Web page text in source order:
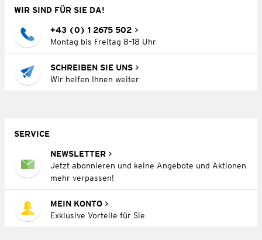
WIR SIND FÜR SIE DA!
+43 (0) 1 2675 502
Montag bis Freitag 8–18 Uhr
SCHREIBEN SIE UNS
Wir helfen Ihnen weiter
SERVICE
NEWSLETTER
Jetzt abonnieren und keine Angebote und Aktionen
mehr verpassen!
MEIN KONTO
Exklusive Vorteile für Sie